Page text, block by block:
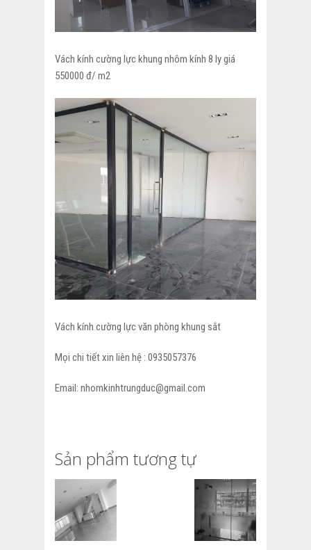
Vách kính cường lực khung nhôm kính 8 ly giá
550000 đ/ m2
Vách kính cường lực văn phòng khung sắt
Mọi chi tiết xin liên hệ : 0935057376
Email: nhomkinhtrungduc@gmail.com
Sản phẩm tương tự